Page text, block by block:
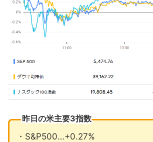
発か
7月の注目イベントについて
昨日の米主要3指数
・S&P500…+0.27%